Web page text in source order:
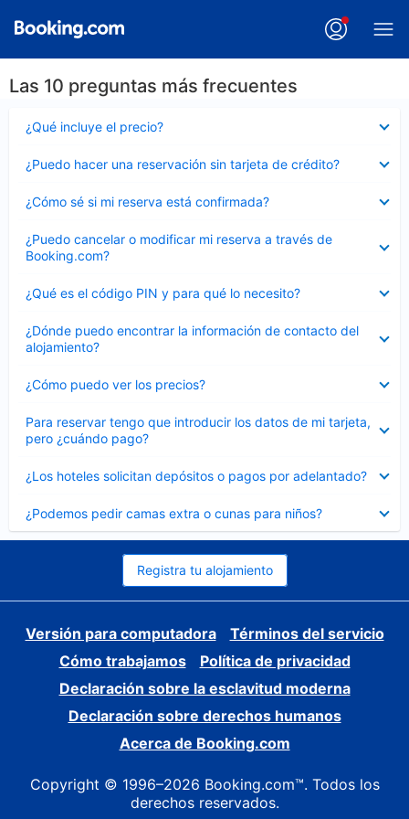
Las 10 preguntas más frecuentes
¿Qué incluye el precio?
cerrado
¿Puedo hacer una reservación sin tarjeta de crédito?
cerrado
¿Cómo sé si mi reserva está confirmada?
cerrado
¿Puedo cancelar o modificar mi reserva a través de
Booking.com?
cerrado
¿Qué es el código PIN y para qué lo necesito?
cerrado
¿Dónde puedo encontrar la información de contacto del
alojamiento?
cerrado
¿Cómo puedo ver los precios?
cerrado
Para reservar tengo que introducir los datos de mi tarjeta,
pero ¿cuándo pago?
cerrado
¿Los hoteles solicitan depósitos o pagos por adelantado?
cerrado
¿Podemos pedir camas extra o cunas para niños?
cerrado
Registra tu alojamiento
Versión para computadora
Términos del servicio
Cómo trabajamos
Política de privacidad
Declaración sobre la esclavitud moderna
Declaración sobre derechos humanos
Acerca de Booking.com
Copyright © 1996–2026 Booking.com™. Todos los
derechos reservados.